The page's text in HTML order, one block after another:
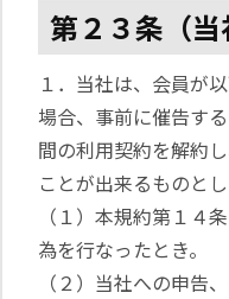
第２３条（当
１．当社は、会員が
場合、事前に催告す
間の利用契約を解約
ことが出来るものとし
（１）本規約第１４
為を行なったとき。
（２）当社への申告